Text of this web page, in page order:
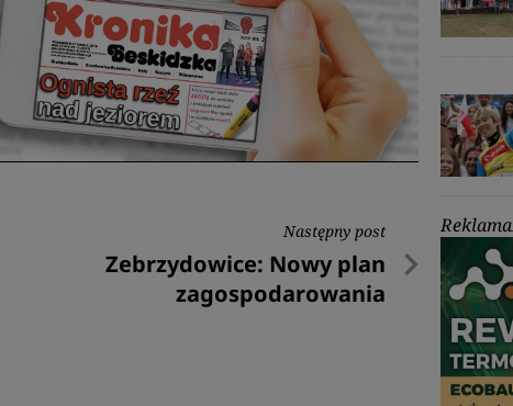
Następny post
Następny
Zebrzydowice: Nowy plan
zagospodarowania
Reklama